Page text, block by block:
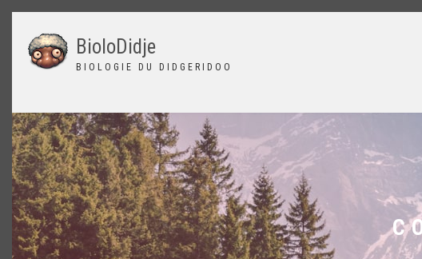
Aller
contenu
principal
BioloDidje
BIOLOGIE DU DIDGERIDOO